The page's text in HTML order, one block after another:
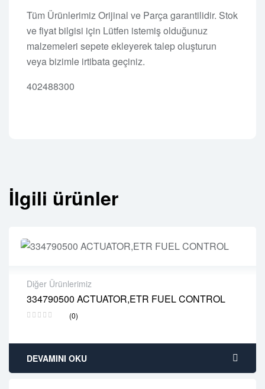
Tüm Ürünlerimiz Orijinal ve Parça garantilidir. Stok
ve fiyat bilgisi için Lütfen istemiş olduğunuz
malzemeleri sepete ekleyerek talep oluşturun
veya bizimle irtibata geçiniz.
402488300
İlgili ürünler
Diğer Ürünlerimiz
334790500 ACTUATOR,ETR FUEL CONTROL
(0)
2 years warranty
Delivery time: 1-2 business days
DEVAMINI OKU